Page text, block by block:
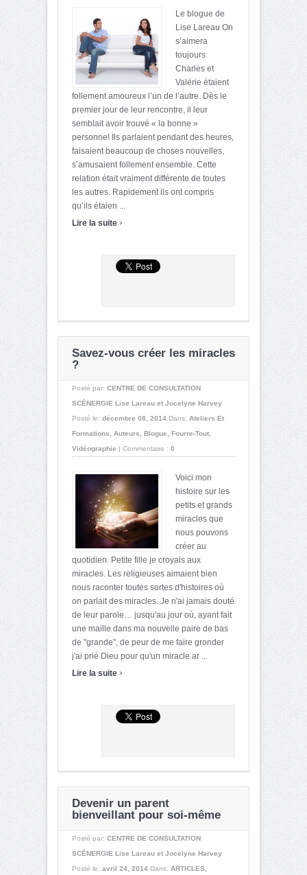
Le blogue de
Lise Lareau On
s’aimera
toujours
Charles et
Valérie étaient
follement amoureux l’un de l’autre. Dès le
premier jour de leur rencontre, il leur
semblait avoir trouvé « la bonne »
personne! Ils parlaient pendant des heures,
faisaient beaucoup de choses nouvelles,
s’amusaient follement ensemble. Cette
relation était vraiment différente de toutes
les autres. Rapidement ils ont compris
qu’ils étaien ...
Lire la suite ›
Savez-vous créer les miracles
?
Posté par: CENTRE DE CONSULTATION
SCÉNERGIE Lise Lareau et Jocelyne Harvey
Posté le: décembre 08, 2014 Dans: Ateliers Et
Formations
Auteurs Blogue Fourre-Tout
Vidéographie | Commentaire : 0
Voici mon
histoire sur les
petits et grands
miracles que
nous pouvons
créer au
quotidien. Petite fille je croyais aux
miracles. Les religieuses aimaient bien
nous raconter toutes sortes d'histoires où
on parlait des miracles. Je n'ai jamais douté
de leur parole… jusqu'au jour où, ayant fait
une maille dans ma nouvelle paire de bas
de "grande", de peur de me faire gronder
j'ai prié Dieu pour qu'un miracle ar ...
Lire la suite ›
Devenir un parent
bienveillant pour soi-même
Posté par: CENTRE DE CONSULTATION
SCÉNERGIE Lise Lareau et Jocelyne Harvey
Posté le: avril 24, 2014 Dans: ARTICLES